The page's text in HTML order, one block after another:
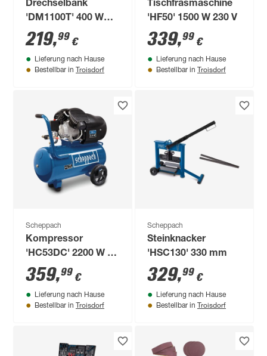
Drechselbank
'DM1100T' 400 W
inklusive Zubehörset
219,99 €
Lieferung nach Hause
Bestellbar in Troisdorf
Tischfräsmaschine
'HF50' 1500 W 230 V
339,99 €
Lieferung nach Hause
Bestellbar in Troisdorf
Scheppach
Kompressor
'HC53DC' 2200 W 10
bar
359,99 €
Lieferung nach Hause
Bestellbar in Troisdorf
Scheppach
Steinknacker
'HSC130' 330 mm
329,99 €
Lieferung nach Hause
Bestellbar in Troisdorf